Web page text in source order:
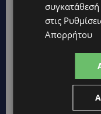
ΛΑΤΣΙΑ-ΓΕΡΙ: Στο
ασυνόδευτους
προϋποθέσεις το
ΣΤΟ «ΚΟΚΚΙΝΟ» Η
40άρια στο εσωτερικό
ΛΕΜΕΣΟΣ: Μάχη για τη
στις
Απορρήτου